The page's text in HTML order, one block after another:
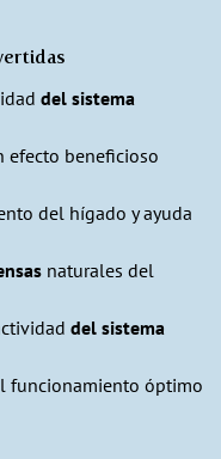
del sistema
efecto beneficioso
del hígado y ayuda
naturales del
del sistema
funcionamiento óptimo